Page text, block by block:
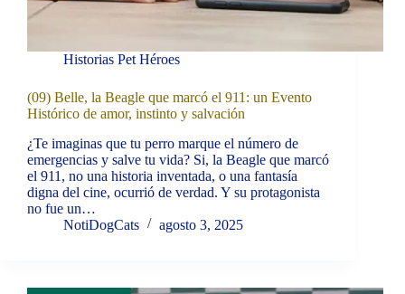
Historias Pet Héroes
(09) Belle, la Beagle que marcó el 911: un Evento
Histórico de amor, instinto y salvación
¿Te imaginas que tu perro marque el número de
emergencias y salve tu vida? Si, la Beagle que marcó
el 911, no una historia inventada, o una fantasía
digna del cine, ocurrió de verdad. Y su protagonista
no fue un…
NotiDogCats
agosto 3, 2025